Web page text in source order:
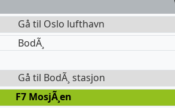
Gå til Oslo lufthavn
BodÃ¸
Gå til BodÃ¸ stasjon
F7 MosjÃ¸en